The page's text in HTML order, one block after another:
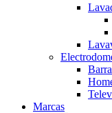
Marcas